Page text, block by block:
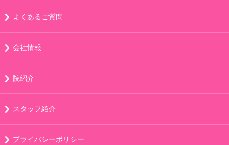
よくあるご質問
会社情報
院紹介
スタッフ紹介
プライバシーポリシー